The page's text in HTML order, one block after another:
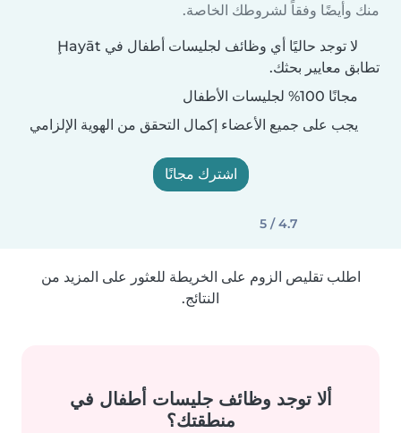
منك وأيضًا وفقاً لشروطك الخاصة.
لا توجد حاليًا أي وظائف لجليسات أطفال في Ḩayāt
تطابق معايير بحثك.
مجانًا 100% لجليسات الأطفال
يجب على جميع الأعضاء إكمال التحقق من الهوية الإلزامي
اشترك مجانًا
4.7 / 5
اطلب تقليص الزوم على الخريطة للعثور على المزيد من
النتائج.
ألا توجد وظائف جليسات أطفال في
منطقتك؟